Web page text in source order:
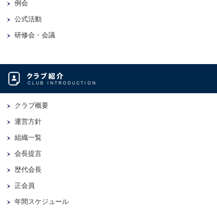
例会
公式活動
研修会・会議
クラブ概要
運営方針
組織一覧
会長提言
歴代会長
正会員
年間スケジュール